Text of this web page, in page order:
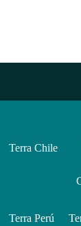
Terra Chile
Terra Perú